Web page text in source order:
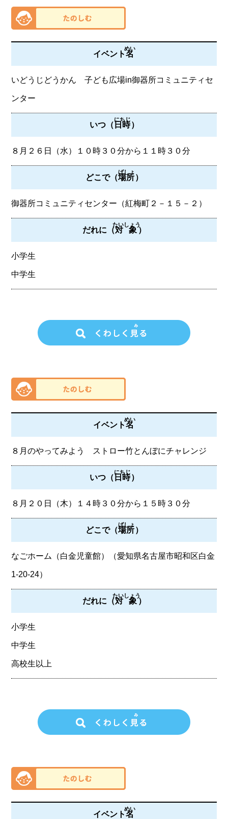
イベント名
めい
いどうじどうかん 子ども広場in御器所コミュニティセ
ンター
いつ（日時
にちじ
）
８月２６日（水）１０時３０分から１１時３０分
どこで（場所
ばしょ
）
御器所コミュニティセンター（紅梅町２－１５－２）
だれに（対象
たいしょう
）
小学生
中学生
イベント名
めい
８月のやってみよう ストロー竹とんぼにチャレンジ
いつ（日時
にちじ
）
８月２０日（木）１４時３０分から１５時３０分
どこで（場所
ばしょ
）
なごホーム（白金児童館）（愛知県名古屋市昭和区白金
1-20-24）
だれに（対象
たいしょう
）
小学生
中学生
高校生以上
イベント名
めい